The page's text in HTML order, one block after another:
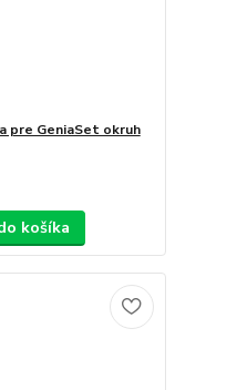
pre GeniaSet okruh
košíka